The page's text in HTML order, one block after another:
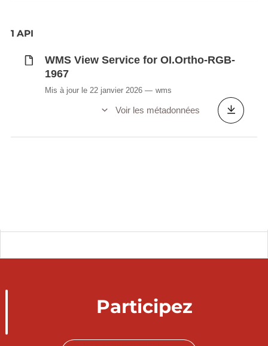
1 API
WMS View Service for OI.Ortho-RGB-
1967
Mis à jour le 22 janvier 2026 wms
Voir les métadonnées
Participez